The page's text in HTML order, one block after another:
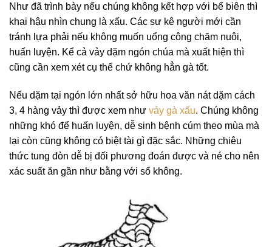
Như đã trình bày nếu chúng không kết hợp với bể biên thì
khai hậu nhìn chung là xấu. Các sư kê người mới cần
tránh lựa phải nếu không muốn uổng công chăm nuôi,
huấn luyện. Kể cả vảy dặm ngón chúa mà xuất hiện thì
cũng cần xem xét cụ thể chứ không hẳn gà tốt.
Nếu dặm tại ngón lớn nhất sở hữu hoa văn nát dặm cách
3, 4 hàng vảy thì được xem như vảy gà xấu. Chúng không
những khó để huấn luyện, dễ sinh bệnh cúm theo mùa mà
lại còn cũng không có biệt tài gì đặc sắc. Những chiêu
thức tung đòn dễ bị đối phương đoán được và né cho nên
xác suất ăn gần như bằng với số không.